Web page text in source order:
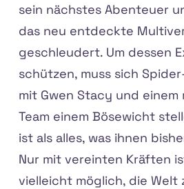
sein nächstes Abenteuer
das neu entdeckte
geschleudert. Um dessen
schützen, muss sich
mit Gwen Stacy und
Team einem Bösewicht
ist als alles, was ihnen
Nur mit vereinten Kräften
vielleicht möglich, die Welt